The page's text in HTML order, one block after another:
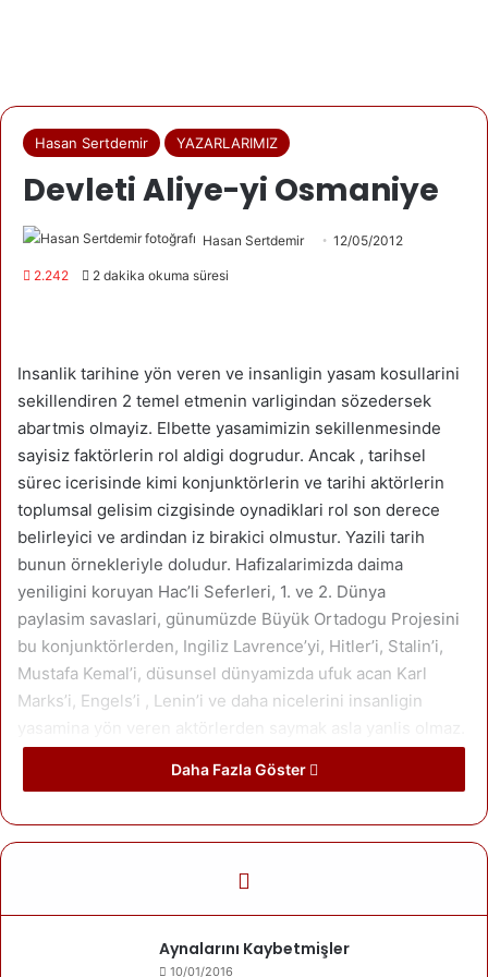
Hasan Sertdemir YAZARLARIMIZ
Devleti Aliye-yi Osmaniye
Hasan Sertdemir 12/05/2012
2.242 2 dakika okuma süresi
Insanlik tarihine yön veren ve insanligin yasam kosullarini
sekillendiren 2 temel etmenin varligindan sözedersek
abartmis olmayiz. Elbette yasamimizin sekillenmesinde
sayisiz faktörlerin rol aldigi dogrudur. Ancak , tarihsel
sürec icerisinde kimi konjunktörlerin ve tarihi aktörlerin
toplumsal gelisim cizgisinde oynadiklari rol son derece
belirleyici ve ardindan iz birakici olmustur. Yazili tarih
bunun örnekleriyle doludur. Hafizalarimizda daima
yeniligini koruyan Hac’li Seferleri, 1. ve 2. Dünya
paylasim savaslari, günumüzde Büyük Ortadogu Projesini
bu konjunktörlerden, Ingiliz Lavrence’yi, Hitler’i, Stalin’i,
Mustafa Kemal’i, düsunsel dünyamizda ufuk acan Karl
Marks’i, Engels’i , Lenin’i ve daha nicelerini insanligin
yasamina yön veren aktörlerden saymak asla yanlis olmaz.
Bu konjunktörler ve aktörler bazen
olarak hazirlanan projelerin bir yansimasi olarak ortaya
Bu baglamda 12 eylül 1980 bilincli bir konjunktörün Türkiye
Halklarina zorla dayatilan bir küresel projedir. Bu proje
uyarinca, Türkiye demokrasi güclerinin üzerinden silindir
Daha Fazla Göster
Aynalarını Kaybetmişler
10/01/2016